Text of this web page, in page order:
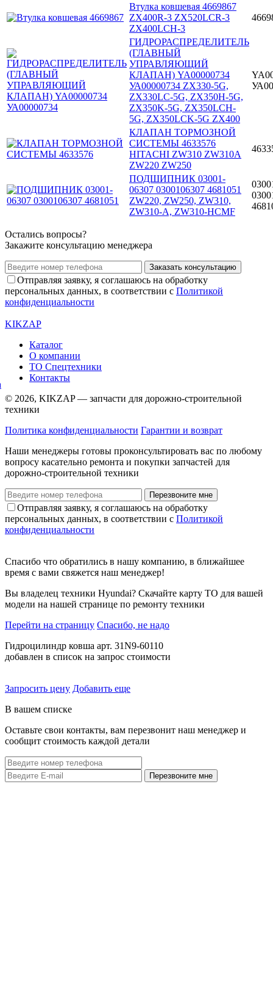
Втулка ковшевая 4669867
ZX400R-3 ZX520LCR-3
ZX400LCH-3
ГИДРОРАСПРЕДЕЛИТЕЛЬ
(ГЛАВНЫЙ
УПРАВЛЯЮЩИЙ
КЛАПАН) YA00000734
УА00000734 ZX330-5G,
ZX330LC-5G, ZX350H-5G,
ZX350K-5G, ZX350LCH-
5G, ZX350LCK-5G ZX400
КЛАПАН ТОРМОЗНОЙ
СИСТЕМЫ 4633576
HITACHI ZW310 ZW310A
ZW220 ZW250
ПОДШИПНИК 03001-
06307 0300106307 4681051
ZW220, ZW250, ZW310,
ZW310-A, ZW310-HCMF
Остались вопросы?
Закажите консультацию менеджера
Заказать консультацию
Отправляя заявку, я соглашаюсь на обработку
персональных данных, в соответствии с Политикой
конфиденциальности
KIKZAP
Каталог
О компании
ТО Спецтехники
Контакты
© 2026, KIKZAP — запчасти для дорожно-строительной
техники
Политика конфиденциальности Гарантии и возврат
Наши менеджеры готовы проконсультировать вас по любому
вопросу касательно ремонта и покупки запчастей для
дорожно-строительной техники
Перезвоните мне
Отправляя заявку, я соглашаюсь на обработку
персональных данных, в соответствии с Политикой
конфиденциальности
Спасибо что обратились в нашу компанию, в ближайшее
время с вами свяжется наш менеджер!
Вы владелец техники Hyundai? Скачайте карту ТО для вашей
модели на нашей странице по ремонту техники
Перейти на страницу Спасибо, не надо
Гидроцилиндр ковша арт. 31N9-60110
добавлен в список на запрос стоимости
Запросить цену Добавить еще
В вашем списке
Оставьте свои контакты, вам перезвонит наш менеджер и
сообщит стоимость каждой детали
Перезвоните мне